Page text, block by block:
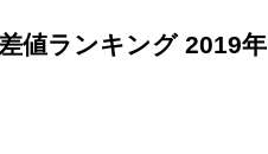
値ランキング 2019年